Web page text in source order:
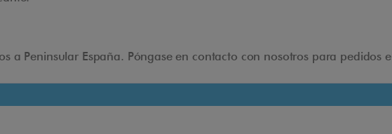
Instrucciones - Cómo usar
lados de la rampa
a Peninsular España. Póngase en contacto con nosotros para pedidos